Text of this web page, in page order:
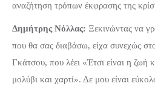
αναζήτηση τρόπων έκφρασης της
Δημήτρης Νόλλας: Ξεκινώντας να
που θα σας διαβάσω, είχα συνεχώς
Γκάτσου, που λέει «Έτσι είναι η ζωή
μολύβι και χαρτί». Δε μου είναι